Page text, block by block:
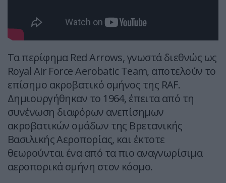
Τα περίφημα Red Arrows, γνωστά διεθνώς ως
Royal Air Force Aerobatic Team, αποτελούν το
επίσημο ακροβατικό σμήνος της RAF.
Δημιουργήθηκαν το 1964, έπειτα από τη
συνένωση διαφόρων ανεπίσημων
ακροβατικών ομάδων της Βρετανικής
Βασιλικής Αεροπορίας, και έκτοτε
θεωρούνται ένα από τα πιο αναγνωρίσιμα
αεροπορικά σμήνη στον κόσμο.